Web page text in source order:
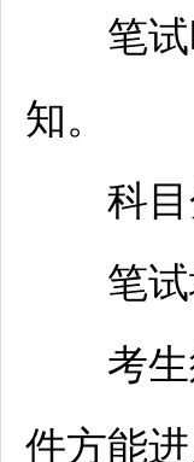
笔试
知。
科目
笔试
考生须
件方能